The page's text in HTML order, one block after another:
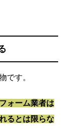
です。
ォーム業者は
るとは限らな